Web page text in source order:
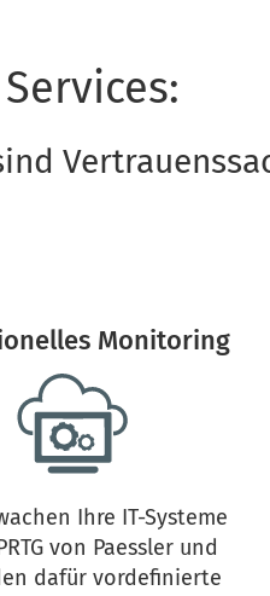
Monitoring
Ihre IT-Systeme
von Paessler und
dafür vordefinierte